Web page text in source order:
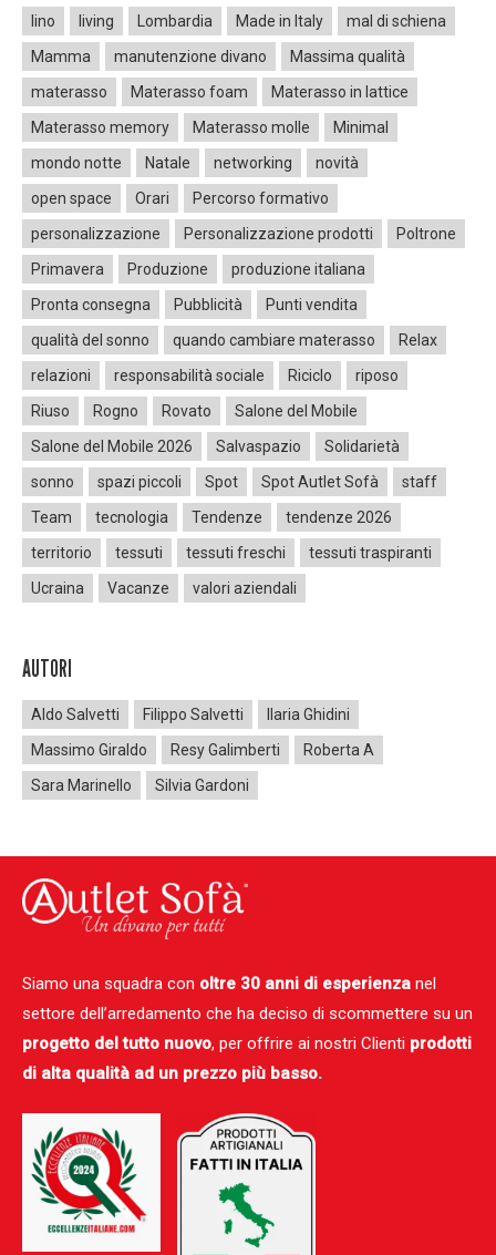
lino
living Lombardia Made in Italy
mal di schiena
Mamma
manutenzione divano
Massima qualità
materasso
Materasso foam
Materasso in lattice
Materasso memory
Materasso molle
Minimal
mondo notte
Natale networking
novità
open space
Orari
Percorso formativo
personalizzazione
Personalizzazione prodotti
Poltrone
Primavera
Produzione
produzione italiana
Pronta consegna
Pubblicità
Punti vendita
qualità del sonno
quando cambiare materasso
Relax
relazioni
responsabilità sociale Riciclo
riposo
Riuso
Rogno Rovato
Salone del Mobile
Salone del Mobile 2026
Salvaspazio
Solidarietà
sonno
spazi piccoli Spot Spot Autlet Sofà
staff
Team
tecnologia Tendenze
tendenze 2026
territorio
tessuti tessuti freschi
tessuti traspiranti
Ucraina
Vacanze valori aziendali
AUTORI
Aldo Salvetti Filippo Salvetti
Ilaria Ghidini
Massimo Giraldo
Resy Galimberti
Roberta A
Sara Marinello
Silvia Gardoni
Siamo una squadra con oltre 30 anni di esperienza nel
settore dell’arredamento che ha deciso di scommettere su un
progetto del tutto nuovo, per offrire ai nostri Clienti prodotti
di alta qualità ad un prezzo più basso.